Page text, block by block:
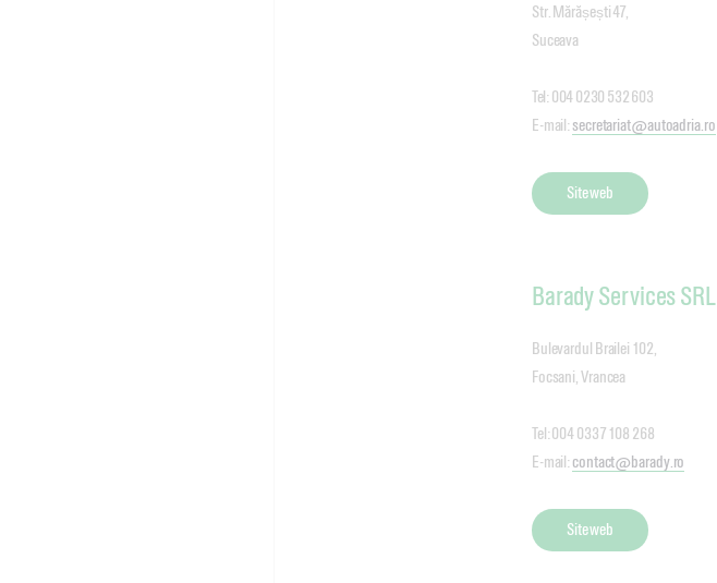
Str. Mărășești 47,
Suceava
Tel: 004 0230 532 603
E-mail: secretariat@autoadria.ro
Site web
Barady Services SRL
Bulevardul Brailei 102,
Focsani, Vrancea
Tel: 004 0337 108 268
E-mail: contact@barady.ro
Site web